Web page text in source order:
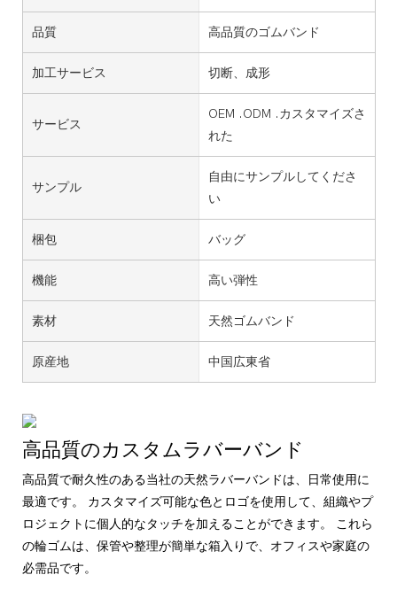
品質 高品質のゴムバンド
加工サービス 切断、成形
サービス
OEM .ODM .カスタマイズさ
れた
サンプル
自由にサンプルしてくださ
い
梱包 バッグ
機能 高い弾性
素材 天然ゴムバンド
原産地 中国広東省
高品質のカスタムラバーバンド
高品質で耐久性のある当社の天然ラバーバンドは、日常使用に
最適です。 カスタマイズ可能な色とロゴを使用して、組織やプ
ロジェクトに個人的なタッチを加えることができます。 これら
の輪ゴムは、保管や整理が簡単な箱入りで、オフィスや家庭の
必需品です。